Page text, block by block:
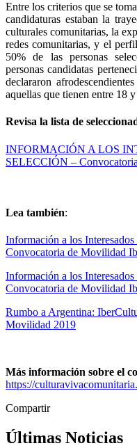
Entre los criterios que se
candidaturas estaban la
culturales comunitarias, la
redes comunitarias, y el
50% de las personas
personas candidatas
declararon
aquellas que tienen entre 18
Revisa la lista de
INFORMACIÓN A LOS
SELECCIÓN –
Lea también:
Información a los
Convocatoria de Movilidad
Información a los
Convocatoria de Movilidad
Rumbo a Argentina:
Movilidad 2019
Más información sobre el
https://
Compartir
Últimas Noticias